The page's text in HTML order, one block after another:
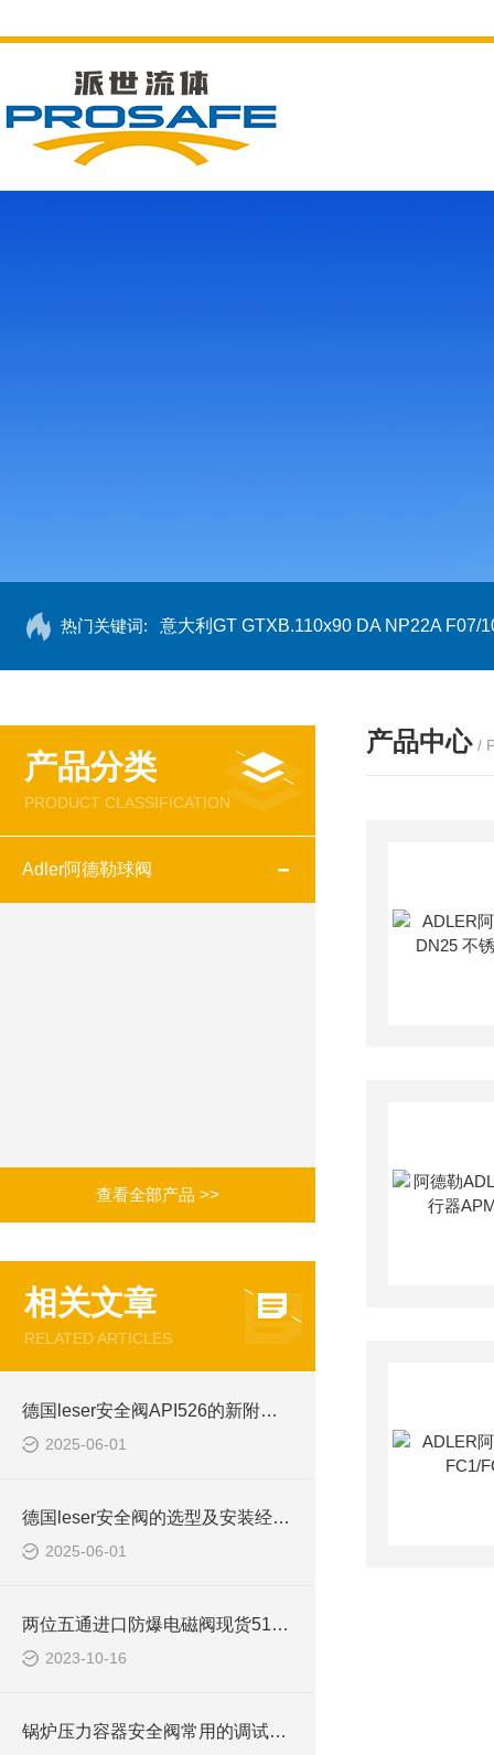
热门关键词: 意大利GT GTXB.110x90 DA NP22A F07/
产品分类
PRODUCT CLASSIFICATION
Adler阿德勒球阀
查看全部产品 >>
相关文章
RELATED ARTICLES
德国leser安全阀API526的新附件：平衡活塞
2025-06-01
德国leser安全阀的选型及安装经验简要说明
2025-06-01
两位五通进口防爆电磁阀现货51450V01-6-2R
2023-10-16
锅炉压力容器安全阀常用的调试方法
产品中心 /